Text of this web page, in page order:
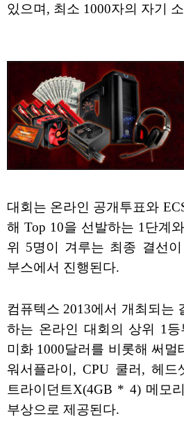
있으며, 최소 1000자의 자기
대회는 온라인 공개투표와
해 Top 10을 선발하는 1단계
위 5명이 겨루는 최종 결선
부스에서 진행된다.
컴퓨텍스 2013에서 개최되는
하는 온라인 대회의 상위 1
미화 1000달러를 비롯해 써
워서플라이, CPU 쿨러, 헤드
트라이던트X(4GB * 4) 메모
부상으로 제공된다.